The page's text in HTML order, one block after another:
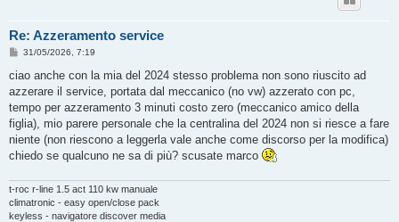
Re: Azzeramento service
M
s
a
g
i
o
31/05/2026, 7:19
ciao anche con la mia del 2024 stesso problema non sono riuscito ad
azzerare il service, portata dal meccanico (no vw) azzerato con pc,
tempo per azzeramento 3 minuti costo zero (meccanico amico della
figlia), mio parere personale che la centralina del 2024 non si riesce a fare
niente (non riescono a leggerla vale anche come discorso per la modifica)
chiedo se qualcuno ne sa di più? scusate marco
t-roc r-line 1.5 act 110 kw manuale
climatronic - easy open/close pack
keyless - navigatore discover media